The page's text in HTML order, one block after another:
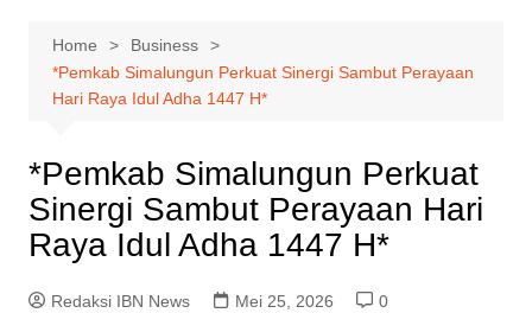
Home
Business
*Pemkab Simalungun Perkuat Sinergi Sambut Perayaan
Hari Raya Idul Adha 1447 H*
*Pemkab Simalungun Perkuat
Sinergi Sambut Perayaan Hari
Raya Idul Adha 1447 H*
Redaksi IBN News Mei 25, 2026
0